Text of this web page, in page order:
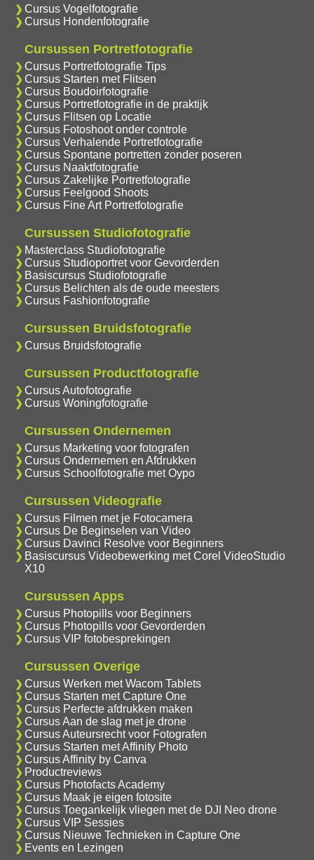
Cursus Vogelfotografie
Cursus Hondenfotografie
Cursussen Portretfotografie
Cursus Portretfotografie Tips
Cursus Starten met Flitsen
Cursus Boudoirfotografie
Cursus Portretfotografie in de praktijk
Cursus Flitsen op Locatie
Cursus Fotoshoot onder controle
Cursus Verhalende Portretfotografie
Cursus Spontane portretten zonder poseren
Cursus Naaktfotografie
Cursus Zakelijke Portretfotografie
Cursus Feelgood Shoots
Cursus Fine Art Portretfotografie
Cursussen Studiofotografie
Masterclass Studiofotografie
Cursus Studioportret voor Gevorderden
Basiscursus Studiofotografie
Cursus Belichten als de oude meesters
Cursus Fashionfotografie
Cursussen Bruidsfotografie
Cursus Bruidsfotografie
Cursussen Productfotografie
Cursus Autofotografie
Cursus Woningfotografie
Cursussen Ondernemen
Cursus Marketing voor fotografen
Cursus Ondernemen en Afdrukken
Cursus Schoolfotografie met Oypo
Cursussen Videografie
Cursus Filmen met je Fotocamera
Cursus De Beginselen van Video
Cursus Davinci Resolve voor Beginners
Basiscursus Videobewerking met Corel VideoStudio
X10
Cursussen Apps
Cursus Photopills voor Beginners
Cursus Photopills voor Gevorderden
Cursus VIP fotobesprekingen
Cursussen Overige
Cursus Werken met Wacom Tablets
Cursus Starten met Capture One
Cursus Perfecte afdrukken maken
Cursus Aan de slag met je drone
Cursus Auteursrecht voor Fotografen
Cursus Starten met Affinity Photo
Cursus Affinity by Canva
Productreviews
Cursus Photofacts Academy
Cursus Maak je eigen fotosite
Cursus Toegankelijk vliegen met de DJI Neo drone
Cursus VIP Sessies
Cursus Nieuwe Technieken in Capture One
Events en Lezingen